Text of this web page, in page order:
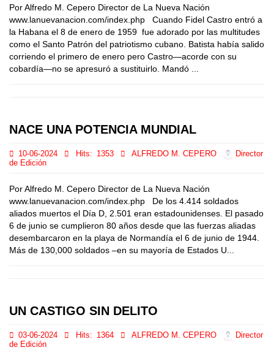
Por Alfredo M. Cepero Director de La Nueva Nación
www.lanuevanacion.com/index.php Cuando Fidel Castro entró a
la Habana el 8 de enero de 1959 fue adorado por las multitudes
como el Santo Patrón del patriotismo cubano. Batista había salido
corriendo el primero de enero pero Castro—acorde con su
cobardía—no se apresuró a sustituirlo. Mandó ...
NACE UNA POTENCIA MUNDIAL
10-06-2024 Hits: 1353 ALFREDO M. CEPERO
Director
de Edición
Por Alfredo M. Cepero Director de La Nueva Nación
www.lanuevanacion.com/index.php De los 4.414 soldados
aliados muertos el Día D, 2.501 eran estadounidenses. El pasado
6 de junio se cumplieron 80 años desde que las fuerzas aliadas
desembarcaron en la playa de Normandía el 6 de junio de 1944.
Más de 130,000 soldados –en su mayoría de Estados U...
UN CASTIGO SIN DELITO
03-06-2024 Hits: 1364 ALFREDO M. CEPERO
Director
de Edición